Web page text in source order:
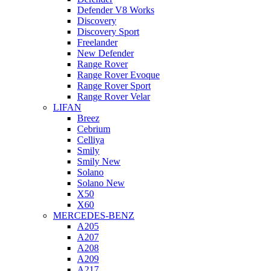
Defender V8 Works
Discovery
Discovery Sport
Freelander
New Defender
Range Rover
Range Rover Evoque
Range Rover Sport
Range Rover Velar
LIFAN
Breez
Cebrium
Celliya
Smily
Smily New
Solano
Solano New
X50
X60
MERCEDES-BENZ
A205
A207
A208
A209